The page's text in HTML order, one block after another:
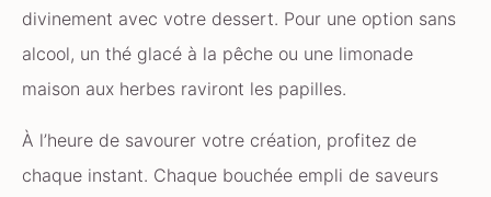
divinement avec votre dessert. Pour une option sans
alcool, un thé glacé à la pêche ou une limonade
maison aux herbes raviront les papilles.
À l’heure de savourer votre création, profitez de
chaque instant. Chaque bouchée empli de saveurs